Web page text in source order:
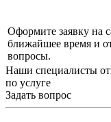
Оформите заявку на
ближайшее время и
вопросы.
Наши специалисты
по услуге
Задать вопрос